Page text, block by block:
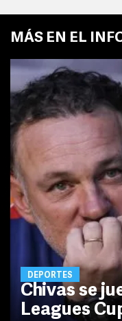
MÁS EN EL
DEPORTES
Chivas se
Leagues